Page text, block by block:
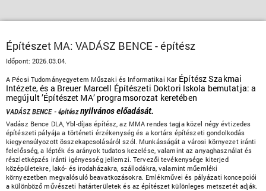
Építészet MA: VADÁSZ BENCE - építész
Időpont:2026.03.04.
A Pécsi Tudományegyetem Műszaki és Informatikai Kar Építész Szakmai
Intézete, és a Breuer Marcell Építészeti Doktori Iskola bemutatja:a
megújult ’Építészet MA’ programsorozat keretében
VADÁSZ BENCE - építésznyilvános előadását.
Vadász Bence DLA, Ybl-díjas építész, az MMA rendes tagja közel négy évtizedes
építészeti pályája a történeti érzékenység és a kortárs építészeti gondolkodás
kiegyensúlyozott összekapcsolásáról szól. Munkásságát a városi környezet iránti
felelősség, a lépték és arányok tudatos kezelése, valamint az anyaghasználat és
részletképzés iránti igényesség jellemzi. Tervezői tevékenysége kiterjed
középületekre, lakó- és irodaházakra, szállodákra, valamint műemléki
környezetben megvalósuló beavatkozásokra. Emlékművei és pályázati koncepciói
a különböző művészeti határterületek és az építészet különleges metszetét adják.